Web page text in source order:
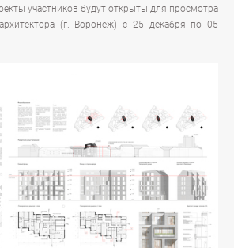
участников будут открыты для просмотра
(г. Воронеж) с 25 декабря по 05